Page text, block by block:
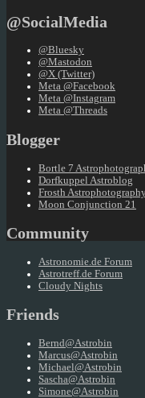
@SocialMedia
@Bluesky
@Mastodon
@X (Twitter)
Meta @Facebook
Meta @Instagram
Meta @Threads
Blogger
Bortle 7
Dorfkuppel Astroblog
Frosth
Moon Conjunction 21
Community
Astronomie.de Forum
Astrotreff.de Forum
Cloudy Nights
Friends
Bernd@Astrobin
Marcus@Astrobin
Michael@Astrobin
Sascha@Astrobin
Simone@Astrobin